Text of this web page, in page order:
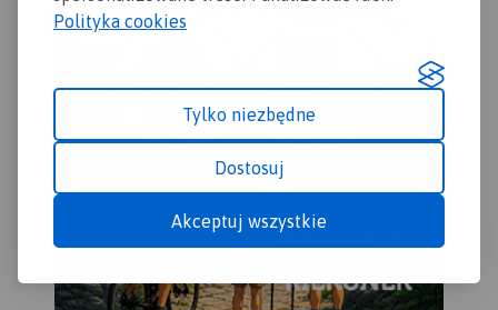
Polityka cookies
Tylko niezbędne
Dostosuj
Akceptuj wszystkie